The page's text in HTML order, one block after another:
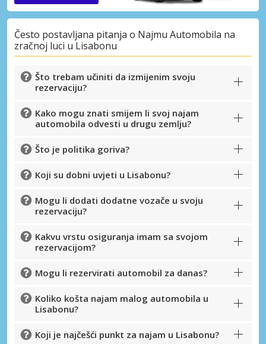
Posebni popusti
Pristupite ekskluzivnim ponudama naših
Često postavljana pitanja o Najmu Automobila na
zračnoj luci u Lisabonu
Što trebam učiniti da izmijenim svoju
rezervaciju?
Kako mogu znati smijem li svoj najam
automobila odvesti u drugu zemlju?
Što je politika goriva?
Koji su dobni uvjeti u Lisabonu?
Mogu li dodati dodatne vozače u svoju
rezervaciju?
Kakvu vrstu osiguranja imam sa svojom
rezervacijom?
Mogu li rezervirati automobil za danas?
Koliko košta najam malog automobila u
Lisabonu?
Koji je najčešći punkt za najam u Lisabonu?